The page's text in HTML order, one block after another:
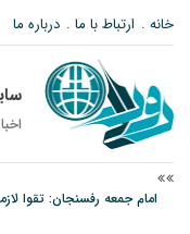
خانه ارتباط با ما درباره ما
امام جمعه رفسنجان: تقوا
پیش‌بینی هواشناسی برای